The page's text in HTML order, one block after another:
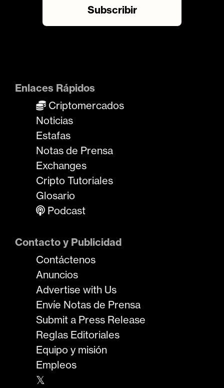
Enlaces Rápidos
Criptomercados
Noticias
Estafas
Notas de Prensa
Exchanges
Cripto Tutoriales
Glosario
Podcast
Contacto y Publicidad
Contáctenos
Anuncios
Advertise with Us
Envíe Notas de Prensa
Submit a Press Release
Reglas Editoriales
Equipo y misión
Empleos
𝕏